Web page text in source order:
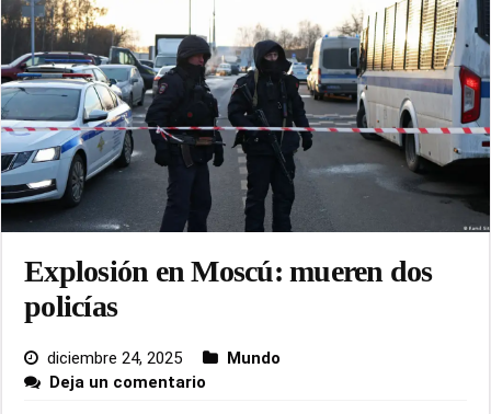
Explosión en Moscú: mueren dos
policías
diciembre 24, 2025
Mundo
Deja un comentario